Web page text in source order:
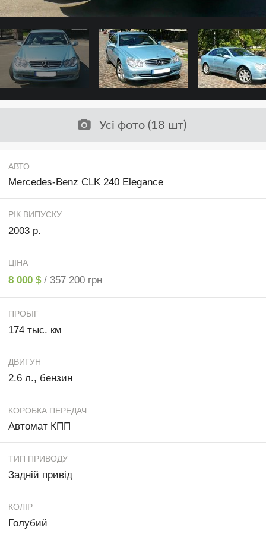
Усі фото (18 шт)
АВТО
Mercedes-Benz CLK 240 Elegance
РІК ВИПУСКУ
2003 р.
ЦІНА
8 000 $ / 357 200 грн
ПРОБІГ
174 тыс. км
ДВИГУН
2.6 л., бензин
КОРОБКА ПЕРЕДАЧ
Автомат КПП
ТИП ПРИВОДУ
Задній привід
КОЛІР
Голубий